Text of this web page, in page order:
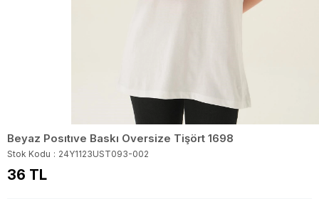
Beyaz Posıtıve Baskı Oversize Tişört 1698
Stok Kodu 24Y1123UST093-002
36 TL